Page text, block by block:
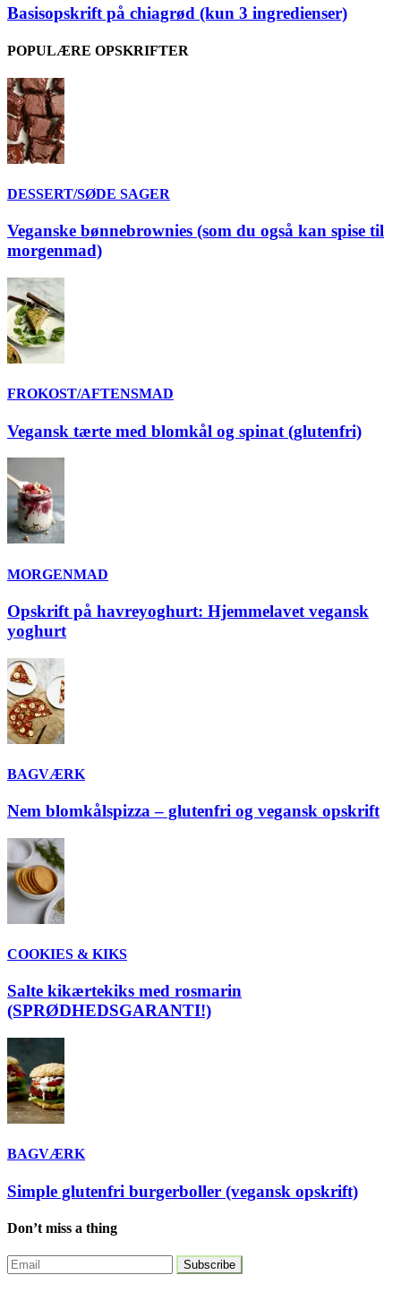
Basisopskrift på chiagrød (kun 3 ingredienser)
POPULÆRE OPSKRIFTER
DESSERT/SØDE SAGER
Veganske bønnebrownies (som du også kan spise til
morgenmad)
FROKOST/AFTENSMAD
Vegansk tærte med blomkål og spinat (glutenfri)
MORGENMAD
Opskrift på havreyoghurt: Hjemmelavet vegansk
yoghurt
BAGVÆRK
Nem blomkålspizza – glutenfri og vegansk opskrift
COOKIES & KIKS
Salte kikærtekiks med rosmarin
(SPRØDHEDSGARANTI!)
BAGVÆRK
Simple glutenfri burgerboller (vegansk opskrift)
Don’t miss a thing